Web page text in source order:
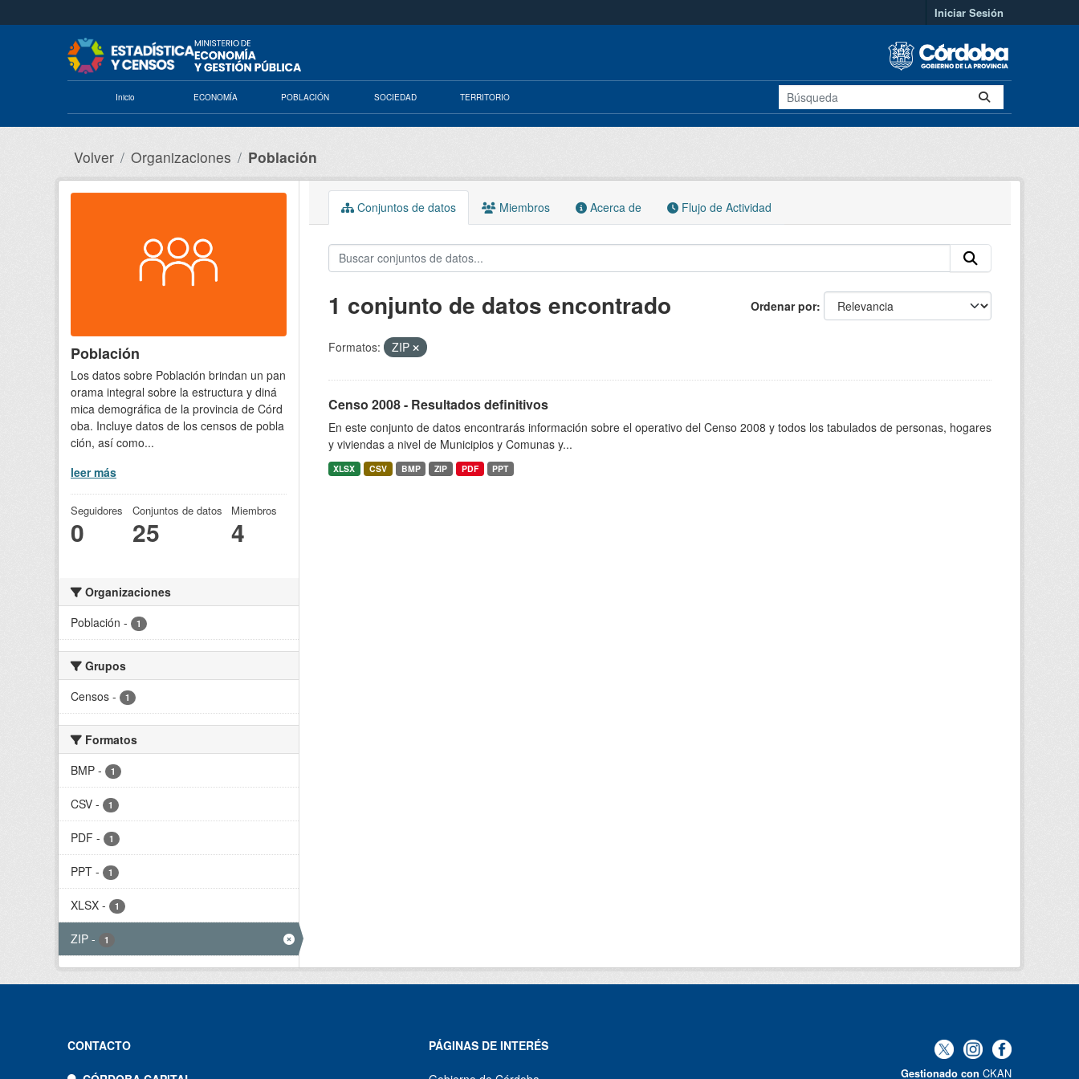
Iniciar Sesión
Inicio ECONOMÍA POBLACIÓN SOCIEDAD TERRITORIO
Volver Organizaciones Población
Población
Los datos sobre Población brindan un pan
orama integral sobre la estructura y diná
mica demográfica de la provincia de Córd
oba. Incluye datos de los censos de pobla
ción, así como...
leer más
Seguidores
0
Conjuntos de datos
25
Miembros
4
Organizaciones
Población - 1
Grupos
Censos - 1
Formatos
BMP - 1
CSV - 1
PDF - 1
PPT - 1
XLSX - 1
ZIP - 1
Conjuntos de datos Miembros Acerca de Flujo de Actividad
Ordenar por
1 conjunto de datos encontrado
Formatos: ZIP
Censo 2008 - Resultados definitivos
En este conjunto de datos encontrarás información sobre el operativo del Censo 2008 y todos los tabulados de personas, hogares
y viviendas a nivel de Municipios y Comunas y...
XLSX CSV BMP ZIP PDF PPT
CONTACTO PÁGINAS DE INTERÉS
Gestionado con CKAN